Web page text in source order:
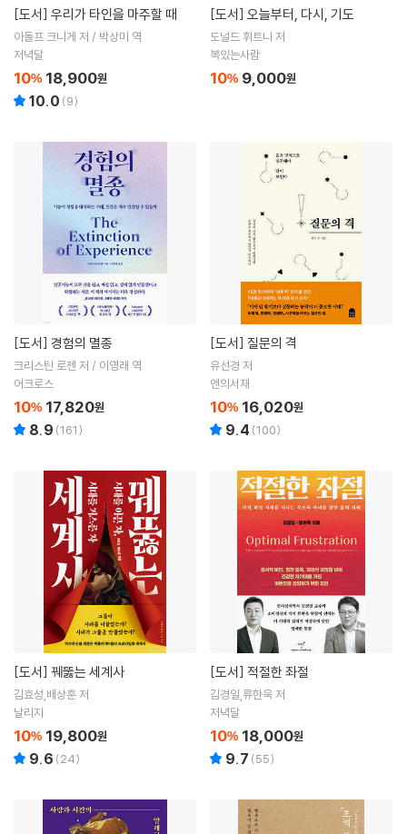
[도서] 우리가 타인을 마주할 때
아돌프 크니게 저 / 박상미 역
저녁달
10% 18,900원
10.0 (9)
[도서] 오늘부터, 다시, 기도
도널드 휘트니 저
복있는사람
10% 9,000원
[도서] 경험의 멸종
크리스틴 로젠 저 / 이영래 역
어크로스
10% 17,820원
8.9 (161)
[도서] 질문의 격
유선경 저
앤의서재
10% 16,020원
9.4 (100)
[도서] 꿰뚫는 세계사
김효성,배상훈 저
날리지
10% 19,800원
9.6 (24)
[도서] 적절한 좌절
김경일,류한욱 저
저녁달
10% 18,000원
9.7 (55)